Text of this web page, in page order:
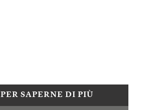
PER SAPERNE DI PIÙ